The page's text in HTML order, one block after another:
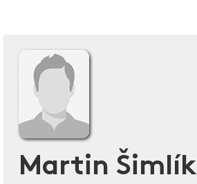
Martin Šimlík